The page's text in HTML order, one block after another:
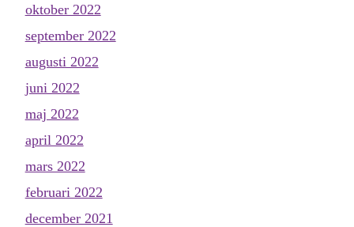
oktober 2022
september 2022
augusti 2022
juni 2022
maj 2022
april 2022
mars 2022
februari 2022
december 2021